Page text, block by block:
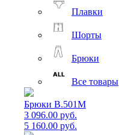
Плавки
Шорты
Брюки
Все товары
Брюки B.501M
3 096.00 руб.
5 160.00 руб.